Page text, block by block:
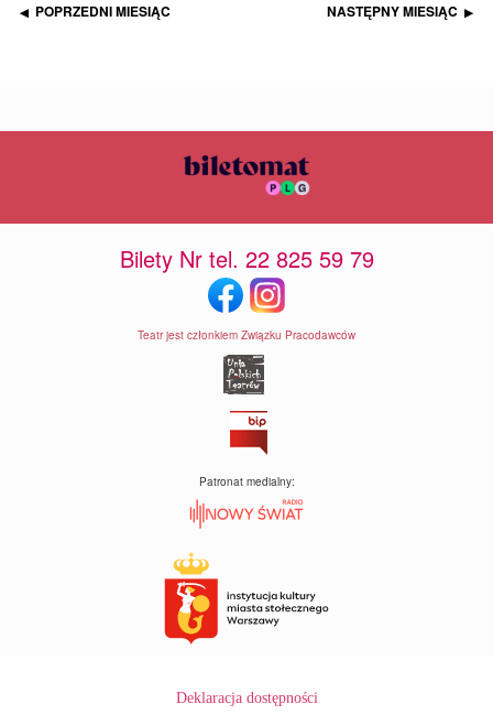
◀ POPRZEDNI MIESIĄC NASTĘPNY MIESIĄC ▶
Bilety Nr tel. 22 825 59 79
Teatr jest członkiem Związku Pracodawców
Patronat medialny:
Deklaracja dostępności